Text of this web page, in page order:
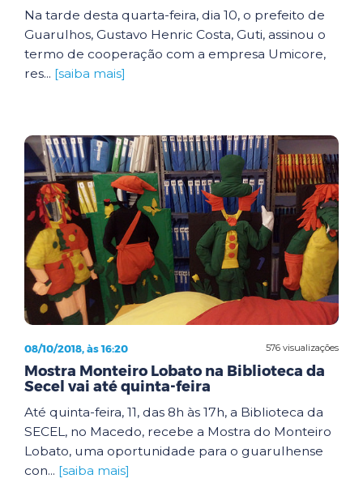
Na tarde desta quarta-feira, dia 10, o prefeito de
Guarulhos, Gustavo Henric Costa, Guti, assinou o
termo de cooperação com a empresa Umicore,
res... [saiba mais]
576 visualizações
08/10/2018, às 16:20
Mostra Monteiro Lobato na Biblioteca da
Secel vai até quinta-feira
Até quinta-feira, 11, das 8h às 17h, a Biblioteca da
SECEL, no Macedo, recebe a Mostra do Monteiro
Lobato, uma oportunidade para o guarulhense
con... [saiba mais]